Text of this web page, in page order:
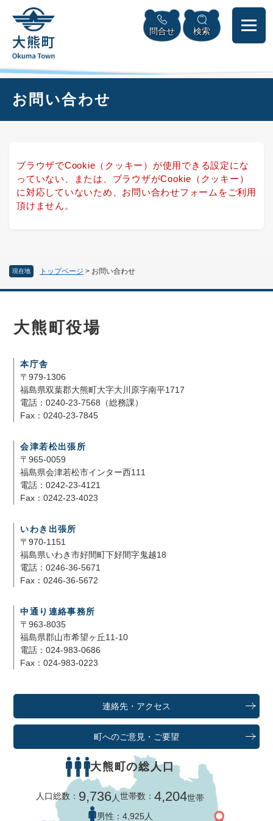
頭
メニューを飛ばして本文へ
問合せ 検索
現在地 トップページ > お問い合わせ
お問い合わせ
ブラウザでCookie（クッキー）が使用できる設定にな
っていない、または、ブラウザがCookie（クッキー）
に対応していないため、お問い合わせフォームをご利用
頂けません。
大熊町役場
本庁舎
〒979-1306
福島県双葉郡大熊町大字大川原字南平1717
電話：0240-23-7568（総務課）
Fax：0240-23-7845
会津若松出張所
〒965-0059
福島県会津若松市インター西111
電話：0242-23-4121
Fax：0242-23-4023
いわき出張所
〒970-1151
福島県いわき市好間町下好間字鬼越18
電話：0246-36-5671
Fax：0246-36-5672
中通り連絡事務所
〒963-8035
福島県郡山市希望ヶ丘11-10
電話：024-983-0686
Fax：024-983-0223
連絡先・アクセス
町へのご意見・ご要望
大熊町の総人口
人口総数： 9,736人世帯数：4,204世帯
男性： 4,925人